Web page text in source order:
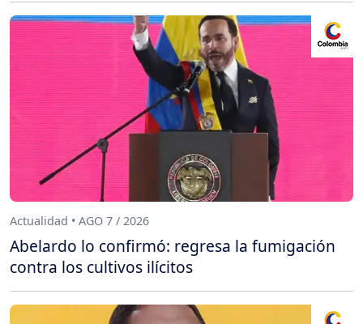
Actualidad • AGO 7 / 2026
Abelardo lo confirmó: regresa la fumigación
contra los cultivos ilícitos